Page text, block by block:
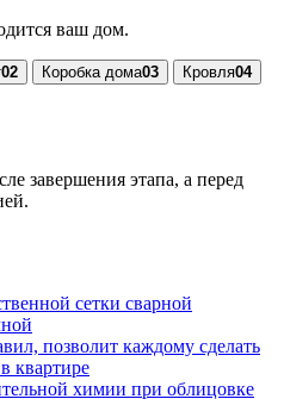
ваш дом.
02 Коробка дома03 Кровля04
завершения этапа, а перед
сетки сварной
позволит каждому сделать
квартире
химии при облицовке